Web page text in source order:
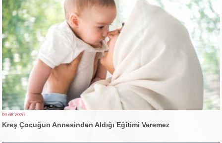
09.08.2026
Kreş Çocuğun Annesinden Aldığı Eğitimi Veremez